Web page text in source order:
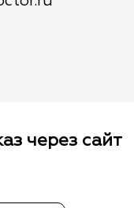
через сайт